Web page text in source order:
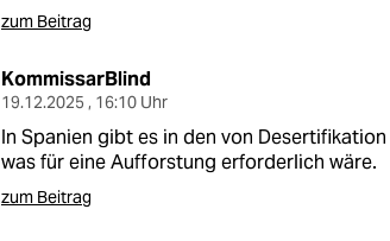
zum Beitrag
KommissarBlind
19.12.2025 , 16:10 Uhr
In Spanien gibt es in den von
was für eine Aufforstung erforderlich wäre.
zum Beitrag